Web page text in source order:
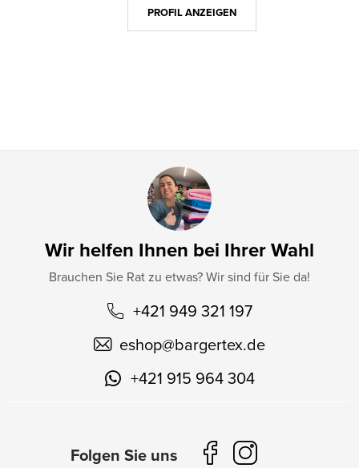
Wir helfen Ihnen bei Ihrer Wahl
Brauchen Sie Rat zu etwas? Wir sind für Sie da!
+421 949 321 197
eshop@bargertex.de
+421 915 964 304
PROFIL ANZEIGEN